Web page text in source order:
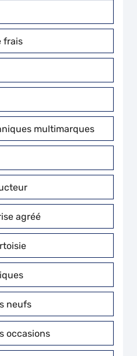
frais
multimarques
agréé
neufs
occasions